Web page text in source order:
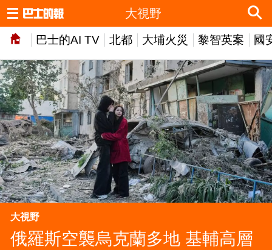
巴士的AI TV 北都 大埔火災 黎智英案 國
大視野
大視野
俄羅斯空襲烏克蘭多地 基輔高層